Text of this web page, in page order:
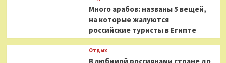
Много арабов: названы 5 вещей,
на которые жалуются
российские туристы в Египте
Отдых
В любимой россиянами стране до